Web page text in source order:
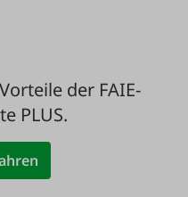
der FAIE-
PLUS.